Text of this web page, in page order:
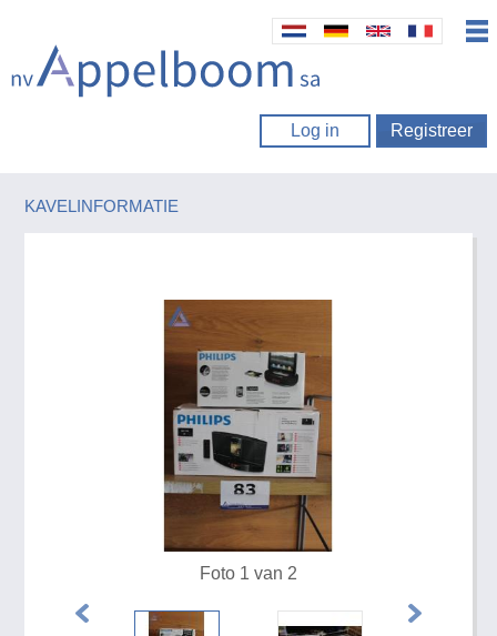
Log in Registreer
KAVELINFORMATIE
Foto 1 van 2